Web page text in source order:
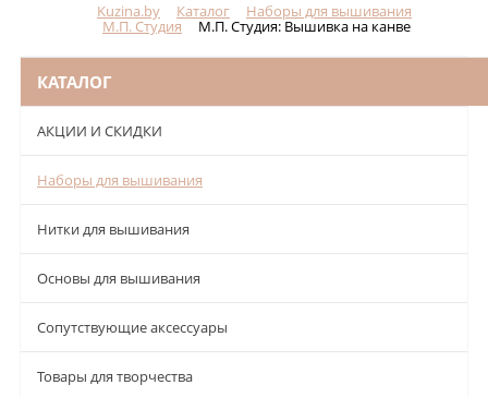
Kuzina.by Каталог Наборы для вышивания
М.П. Студия М.П. Студия: Вышивка на канве
КАТАЛОГ
АКЦИИ И СКИДКИ
Наборы для вышивания
Нитки для вышивания
Основы для вышивания
Сопутствующие аксессуары
Товары для творчества